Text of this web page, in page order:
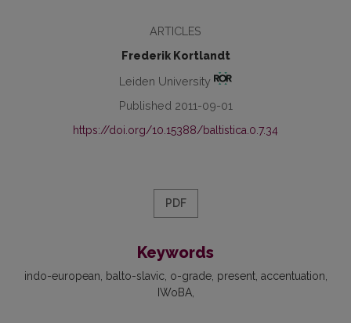
ARTICLES
Frederik Kortlandt
Leiden University
Published 2011-09-01
https://doi.org/10.15388/baltistica.0.7.34
PDF
Keywords
indo-european balto-slavic o-grade present accentuation
IWoBA